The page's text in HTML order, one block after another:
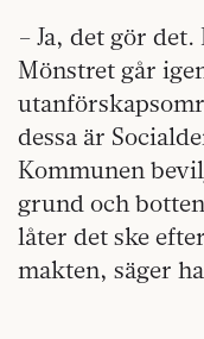
– Ja, det gör
Mönstret går
dessa är
Kommunen
grund och
låter det ske
makten, säger